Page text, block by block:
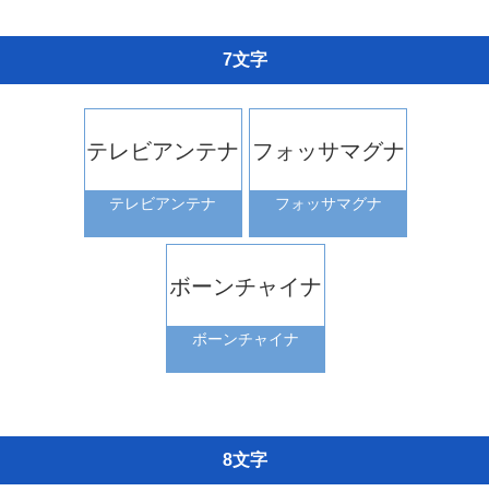
7文字
テレビアンテナ
テレビアンテナ
フォッサマグナ
フォッサマグナ
ボーンチャイナ
ボーンチャイナ
8文字